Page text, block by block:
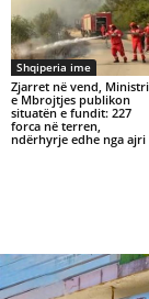
Shqiperia ime
Zjarret në vend,
e Mbrojtjes publikon
situatën e fundit: 227
forca në terren,
ndërhyrje edhe nga ajri